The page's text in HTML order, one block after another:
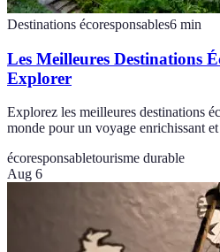
Destinations écoresponsables6 min
Les Meilleures Destinations
Explorer
Explorez les meilleures destinations
monde pour un voyage enrichissant
écoresponsabletourisme durable
Aug 6